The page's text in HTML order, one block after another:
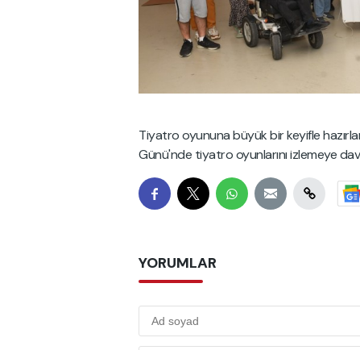
Tiyatro oyununa büyük bir keyifle
Günü'nde tiyatro oyunlarını izlemeye
YORUMLAR